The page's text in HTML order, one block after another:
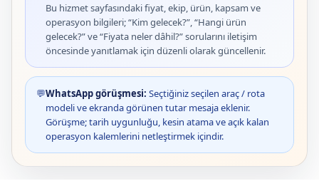
Bu hizmet sayfasındaki fiyat, ekip, ürün, kapsam ve
operasyon bilgileri; “Kim gelecek?”, “Hangi ürün
gelecek?” ve “Fiyata neler dâhil?” sorularını iletişim
öncesinde yanıtlamak için düzenli olarak güncellenir.
💬WhatsApp görüşmesi: Seçtiğiniz seçilen araç / rota
modeli ve ekranda görünen tutar mesaja eklenir.
Görüşme; tarih uygunluğu, kesin atama ve açık kalan
operasyon kalemlerini netleştirmek içindir.